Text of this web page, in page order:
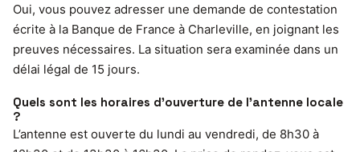
Oui, vous pouvez adresser une demande de contestation
écrite à la Banque de France à Charleville, en joignant les
preuves nécessaires. La situation sera examinée dans un
délai légal de 15 jours.
Quels sont les horaires d’ouverture de l’antenne locale
?
L’antenne est ouverte du lundi au vendredi, de 8h30 à